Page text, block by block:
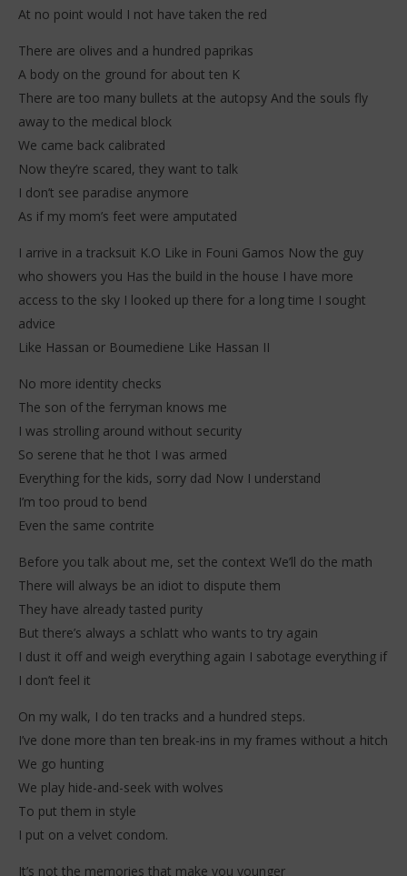
At no point would I not have taken the red
There are olives and a hundred paprikas
A body on the ground for about ten K
There are too many bullets at the autopsy And the souls fly
away to the medical block
We came back calibrated
Now they’re scared, they want to talk
I don’t see paradise anymore
As if my mom’s feet were amputated
I arrive in a tracksuit K.O Like in Founi Gamos Now the guy
who showers you Has the build in the house I have more
access to the sky I looked up there for a long time I sought
advice
Like Hassan or Boumediene Like Hassan II
No more identity checks
The son of the ferryman knows me
I was strolling around without security
So serene that he thot I was armed
Everything for the kids, sorry dad Now I understand
I’m too proud to bend
Even the same contrite
Before you talk about me, set the context We’ll do the math
There will always be an idiot to dispute them
They have already tasted purity
But there’s always a schlatt who wants to try again
I dust it off and weigh everything again I sabotage everything if
I don’t feel it
On my walk, I do ten tracks and a hundred steps.
I’ve done more than ten break-ins in my frames without a hitch
We go hunting
We play hide-and-seek with wolves
To put them in style
I put on a velvet condom.
It’s not the memories that make you younger